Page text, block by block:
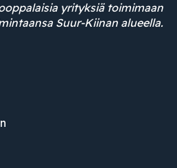
yrityksiä toimimaan
Suur-Kiinan alueella.